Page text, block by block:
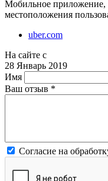
Мобильное приложение,
местоположения
uber.com
На сайте с
28 Январь 2019
Имя
Ваш отзыв *
Согласие на